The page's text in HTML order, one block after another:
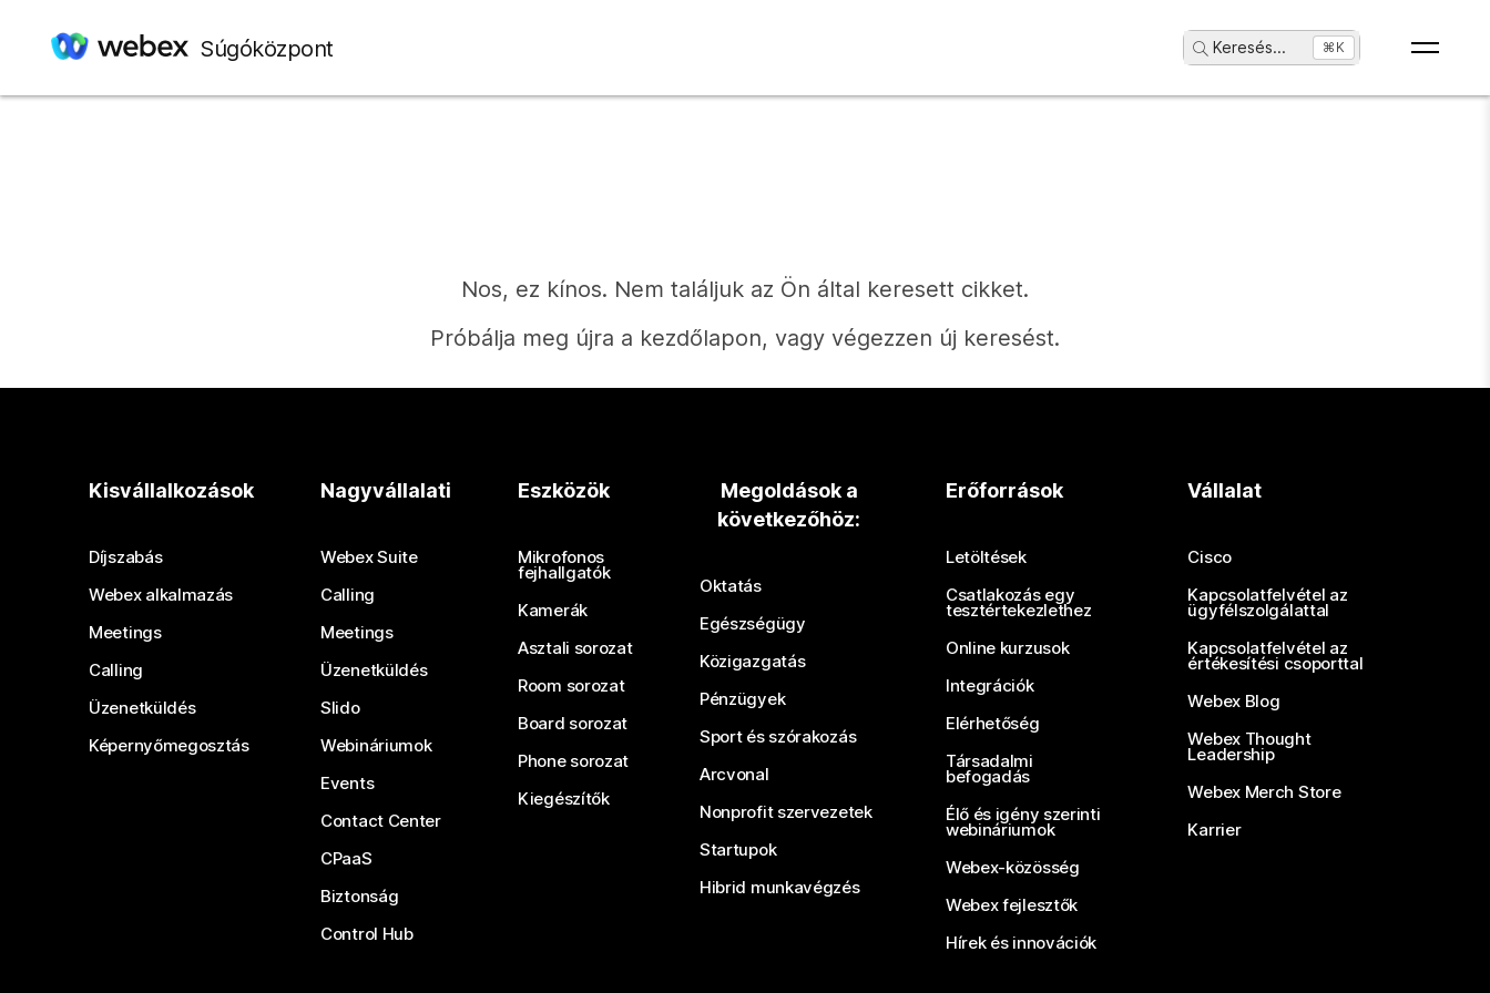
Súgóközpont Keresés... ⌘K
Nos, ez kínos. Nem találjuk az Ön által keresett cikket.
Próbálja meg újra a kezdőlapon, vagy végezzen új keresést.
Válaszra van szüksége?
Kisvállalkozások
Díjszabás
Webex alkalmazás
Meetings
Calling
Üzenetküldés
Képernyőmegosztás
Nagyvállalati
Webex Suite
Calling
Meetings
Üzenetküldés
Slido
Webináriumok
Events
Contact Center
CPaaS
Biztonság
Control Hub
Eszközök
Mikrofonos
fejhallgatók
Kamerák
Asztali sorozat
Room sorozat
Board sorozat
Phone sorozat
Kiegészítők
Megoldások a
következőhöz:
Oktatás
Egészségügy
Közigazgatás
Pénzügyek
Sport és szórakozás
Arcvonal
Nonprofit szervezetek
Startupok
Hibrid munkavégzés
Erőforrások
Letöltések
Csatlakozás egy
tesztértekezlethez
Online kurzusok
Integrációk
Elérhetőség
Társadalmi
befogadás
Élő és igény szerinti
webináriumok
Webex-közösség
Webex fejlesztők
Hírek és innovációk
Vállalat
Cisco
Kapcsolatfelvétel az
ügyfélszolgálattal
Kapcsolatfelvétel az
értékesítési csoporttal
Webex Blog
Webex Thought
Leadership
Webex Merch Store
Karrier